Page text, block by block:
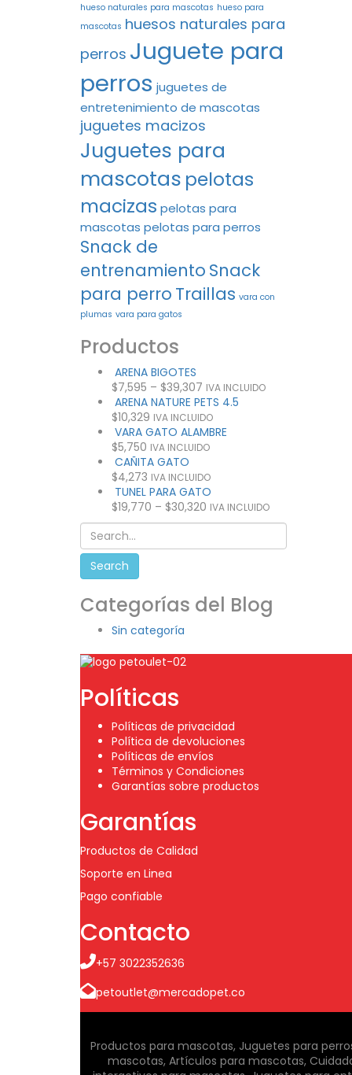
hueso naturales para mascotas hueso para
mascotas huesos naturales para
perros Juguete para
perros juguetes de
entretenimiento de mascotas
juguetes macizos
Juguetes para
mascotas pelotas
macizas pelotas para
mascotas pelotas para perros
Snack de
entrenamiento Snack
para perro Traillas vara con
plumas vara para gatos
Productos
ARENA BIGOTES
$7,595 – $39,307 IVA INCLUIDO
ARENA NATURE PETS 4.5
$10,329 IVA INCLUIDO
VARA GATO ALAMBRE
$5,750 IVA INCLUIDO
CAÑITA GATO
$4,273 IVA INCLUIDO
TUNEL PARA GATO
$19,770 – $30,320 IVA INCLUIDO
Categorías del Blog
Sin categoría
Políticas
Políticas de privacidad
Política de devoluciones
Políticas de envíos
Términos y Condiciones
Garantías sobre productos
Garantías
Productos de Calidad
Soporte en Linea
Pago confiable
Contacto
+57 3022352636
petoutlet@mercadopet.co
Productos para mascotas, Juguetes para
mascotas, Artículos para mascotas,